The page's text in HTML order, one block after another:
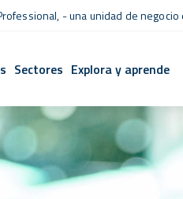
- una unidad de negocio
Sectores Explora y aprende